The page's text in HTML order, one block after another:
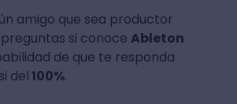
amigo que sea productor
si conoce Ableton
de que te responda
del 100%.